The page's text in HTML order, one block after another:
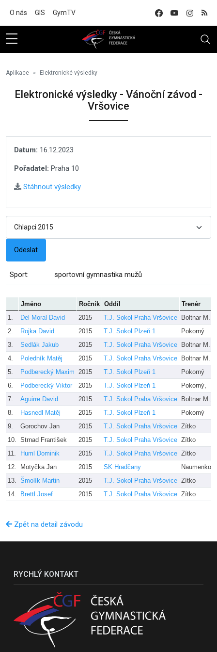
O nás GIS GymTV
Aplikace Elektronické výsledky
Elektronické výsledky - Vánoční závod -
Vršovice
Datum: 16.12.2023
Pořadatel: Praha 10
Stáhnout výsledky
Sport: sportovní gymnastika mužů
Jméno Ročník Oddíl
Trenér
1.
Del Moral David 2015 T.J. Sokol Praha Vršovice
Boltnar M.
2.
Rojka David 2015 T.J. Sokol Plzeň 1
Pokorný
3.
Sedlák Jakub 2015 T.J. Sokol Praha Vršovice
Boltnar M.
4.
Poledník Matěj 2015 T.J. Sokol Praha Vršovice
Boltnar M.
5.
Podberecký Maxim 2015 T.J. Sokol Plzeň 1
Pokorný
6.
Podberecký Viktor 2015 T.J. Sokol Plzeň 1
Pokorný,
7.
Aguirre David 2015 T.J. Sokol Praha Vršovice
Boltnar M.,
8.
Hasnedl Matěj 2015 T.J. Sokol Plzeň 1
Pokorný
9.
Gorochov Jan 2015 T.J. Sokol Praha Vršovice Zítko
10. Strnad František 2015 T.J. Sokol Praha Vršovice Zítko
11.
Huml Dominik 2015 T.J. Sokol Praha Vršovice Zítko
12.
Motyčka Jan 2015 SK Hradčany
Naumenko
13. Šmolík Martin 2015 T.J. Sokol Praha Vršovice Zítko
14.
Brettl Josef 2015 T.J. Sokol Praha Vršovice Zítko
Zpět na detail závodu
RYCHLÝ KONTAKT